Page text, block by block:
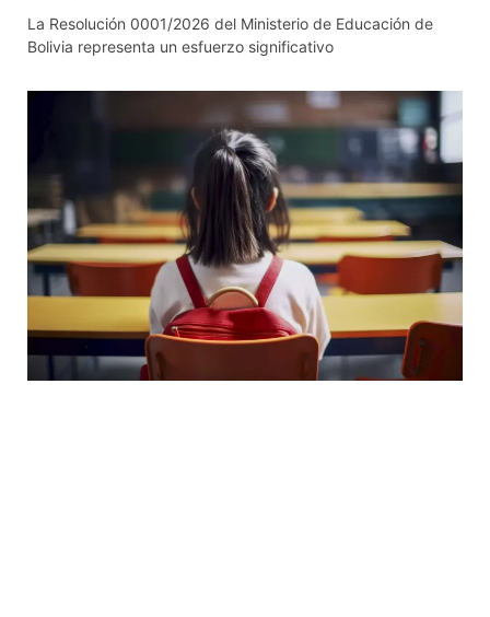
La Resolución 0001/2026 del Ministerio de Educación de
Bolivia representa un esfuerzo significativo